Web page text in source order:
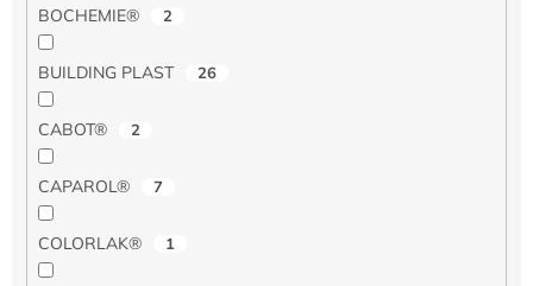
BOCHEMIE® 2
BUILDING PLAST 26
CABOT® 2
CAPAROL® 7
COLORLAK® 1